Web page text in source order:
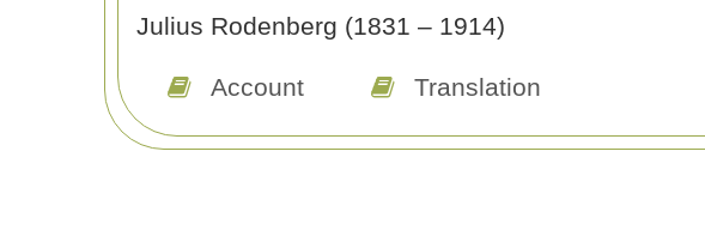
Julius Rodenberg (1831 – 1914)
Account Translation